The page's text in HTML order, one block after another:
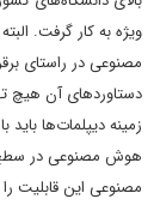
ویژه به کار گرفت.
مصنوعی در راستای
دستاوردهای آن هیچ
زمینه دیپلمات‌ها باید
هوش مصنوعی در سطح
مصنوعی این قابلیت